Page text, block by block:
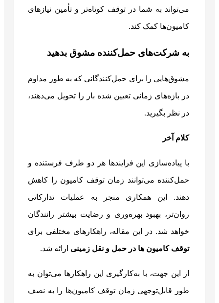
می‌تواند به شما در توقف کوتاه‌تر و تأمین نیازهای
کامیون‌ها کمک کند.
به شرکت‌های حمل‌کننده مشوق بدهید
مشوق‌هایی را برای حمل‌کنندگانی که به طور مداوم
در بازه‌های زمانی تعیین شده بار را تحویل می‌دهند،
در نظر بگیرید.
کلام آخر
با پیاده‌سازی این فرایندها هر دو طرف فرستنده و
حمل‌کننده می‌توانند زمان توقف کامیون را کاهش
دهند. این همکاری منجر به عملیات تدارکاتی
روان‌تر، بهبود بهره‌وری و رضایت بیشتر رانندگان
خواهد شد. در این مقاله، راهکارهای مختلفی برای
توقف کامیون‌ ها در حمل و نقل زمینی ارائه شد.
از این جهت، با به‌کارگیری این راهکارها می‌توان به
طور قابل‌توجهی زمان توقف کامیون‌ها را به نصف